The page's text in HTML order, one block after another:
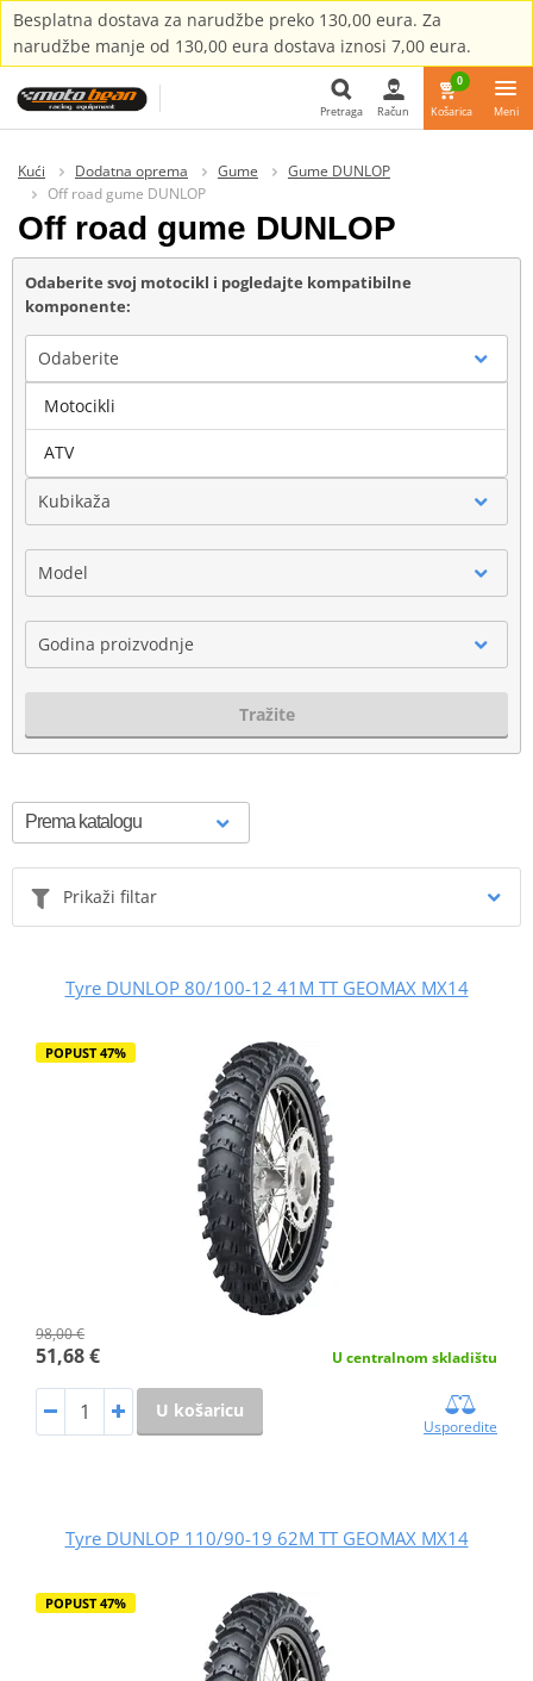
Besplatna dostava za narudžbe preko 130,00 eura. Za
narudžbe manje od 130,00 eura dostava iznosi 7,00 eura.
Pretraga Račun
0
Košarica Meni
Kući Dodatna oprema Gume
Gume DUNLOP
Off road gume DUNLOP
Off road gume DUNLOP
Odaberite svoj motocikl i pogledajte kompatibilne
komponente:
Odaberite
Marka
Kubikaža
Model
Godina proizvodnje
Tražite
Prikaži filtar
Tyre DUNLOP 80/100-12 41M TT GEOMAX MX14
POPUST 47%
98,00 €
51,68 € U centralnom skladištu
U košaricu
Usporedite
Tyre DUNLOP 110/90-19 62M TT GEOMAX MX14
POPUST 47%
Motocikli
ATV